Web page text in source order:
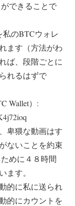
できることで
のBTCウォレ
ます（方法がわ
ば、段階ごとに
れるはずで
Wallet）:
卑猥な動画はす
ないことを約束
めに４８時間
ます。
的に私に送られ
的にカウントを